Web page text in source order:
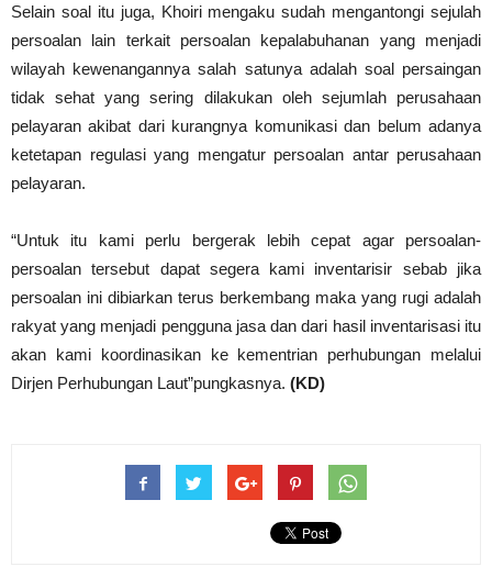
Selain soal itu juga, Khoiri mengaku sudah mengantongi sejulah
persoalan lain terkait persoalan kepalabuhanan yang menjadi
wilayah kewenangannya salah satunya adalah soal persaingan
tidak sehat yang sering dilakukan oleh sejumlah perusahaan
pelayaran akibat dari kurangnya komunikasi dan belum adanya
ketetapan regulasi yang mengatur persoalan antar perusahaan
pelayaran.
“Untuk itu kami perlu bergerak lebih cepat agar persoalan-
persoalan tersebut dapat segera kami inventarisir sebab jika
persoalan ini dibiarkan terus berkembang maka yang rugi adalah
rakyat yang menjadi pengguna jasa dan dari hasil inventarisasi itu
akan kami koordinasikan ke kementrian perhubungan melalui
Dirjen Perhubungan Laut”pungkasnya. (KD)